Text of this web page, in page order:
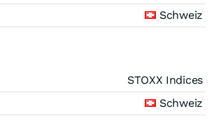
Schweiz
STOXX Indices
Schweiz